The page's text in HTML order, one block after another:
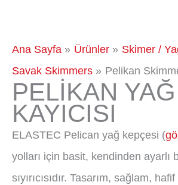
Ana Sayfa Ürünler
Skimer /
Savak Skimmers
Pelikan
PELİKAN YAĞ
KAYICISI
ELASTEC Pelican yağ kepçesi (
yolları için basit, kendinden ayarlı
sıyırıcısıdır. Tasarım, sağlam,